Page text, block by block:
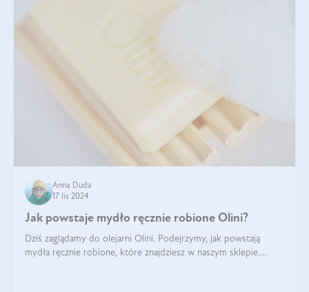
Anna Duda
17 lis 2024
Jak powstaje mydło ręcznie robione Olini?
Dziś zaglądamy do olejarni Olini. Podejrzymy, jak powstają
mydła ręcznie robione, które znajdziesz w naszym sklepie.